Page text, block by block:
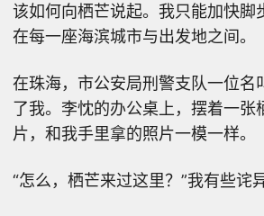
该如何向栖芒说起。我只能加快脚
在每一座海滨城市与出发地之间。
在珠海，市公安局刑警支队一位名
了我。李忱的办公桌上，摆着一张
片，和我手里拿的照片一模一样。
“怎么，栖芒来过这里？”我有些诧异